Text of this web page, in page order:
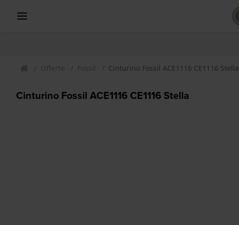
Offerte Fossil Cinturino Fossil ACE1116 CE1116 Stella
Cinturino Fossil ACE1116 CE1116 Stella